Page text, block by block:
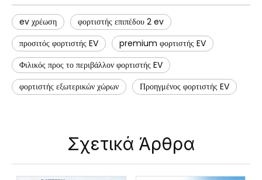
ev χρέωση
φορτιστής επιπέδου 2 ev
προσιτός φορτιστής EV
premium φορτιστής EV
Φιλικός προς το περιβάλλον φορτιστής EV
φορτιστής εξωτερικών χώρων
Προηγμένος φορτιστής EV
Σχετικά Άρθρα